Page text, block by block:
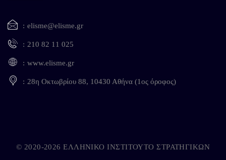
elisme@elisme.gr
210 82 11 025
www.elisme.gr
28η Οκτωβρίου 88, 10430 Αθήνα (1ος όροφος)
© 2020-2026 ΕΛΛΗΝΙΚΟ ΙΝΣΤΙΤΟΥΤΟ ΣΤΡΑΤΗΓΙΚΩΝ